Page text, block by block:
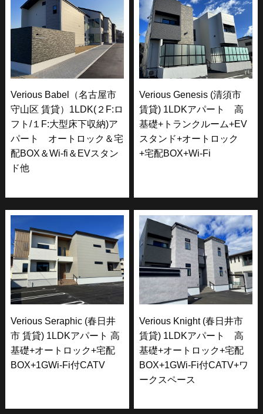
Verious Babel（名古屋市
守山区 賃貸）1LDK(２F:ロ
フト/１F:大型床下収納)ア
パート オートロック＆宅
配BOX＆Wi-fi＆EVスタン
ド他
Verious Genesis (清須市
賃貸) 1LDKアパート 高
基礎+トランクルーム+EV
スタンド+オートロック
+宅配BOX+Wi-Fi
Verious Seraphic (春日井
市 賃貸) 1LDKアパート 高
基礎+オートロック+宅配
BOX+1GWi-Fi付CATV
Verious Knight (春日井市
賃貸) 1LDKアパート 高
基礎+オートロック+宅配
BOX+1GWi-Fi付CATV+ワ
ークスペース